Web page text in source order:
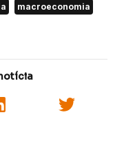
macroeconomia